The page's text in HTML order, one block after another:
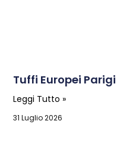
Tuffi Europei
Leggi Tutto »
31 Luglio 2026